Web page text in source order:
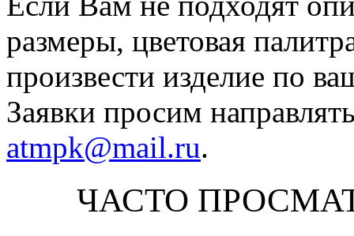
размеры, цветовая
произвести изделие по
Заявки просим
atmpk@mail.ru.
ЧАСТО